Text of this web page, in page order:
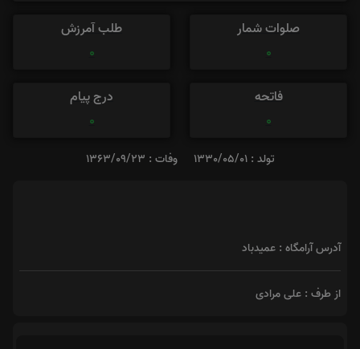
صلوات شمار
0
طلب آمرزش
0
فاتحه
0
درج پیام
0
تولد : 1330/05/01 وفات : 1363/09/23
آدرس آرامگاه : عمیدباد
از طرف : علی مرادی